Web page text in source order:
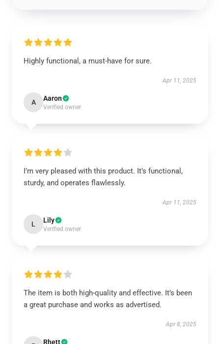
Highly functional, a must-have for sure.
Apr 11, 2025
A Aaron
Verified owner
I’m very pleased with this product. It’s functional,
sturdy, and operates flawlessly.
Apr 11, 2025
L Lily
Verified owner
The item is both high-quality and effective. It’s been
a great purchase and works as advertised.
Apr 8, 2025
Rhett